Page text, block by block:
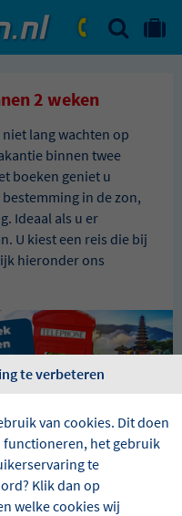
vr.: 09:00 - 17:30
ZOEKEN
2 weken
lang wachten op
binnen twee
boeken geniet u
in de zon,
Ideaal als u er
U kiest een reis die bij
hieronder ons
te verbeteren
van cookies. Dit doen
functioneren, het gebruik
te
Klik dan op
welke cookies wij